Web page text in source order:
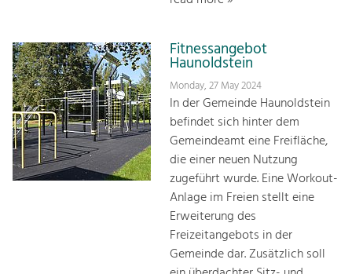
Fitnessangebot
Haunoldstein
Monday, 27 May 2024
In der Gemeinde Haunoldstein
befindet sich hinter dem
Gemeindeamt eine Freifläche,
die einer neuen Nutzung
zugeführt wurde. Eine Workout-
Anlage im Freien stellt eine
Erweiterung des
Freizeitangebots in der
Gemeinde dar. Zusätzlich soll